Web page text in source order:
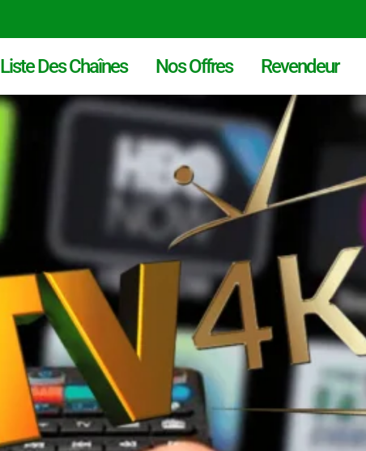
Liste Des Chaînes Nos Offres Revendeur